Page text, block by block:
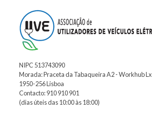
NIPC 513743090
Morada: Praceta da Tabaqueira A2 - Workhub Lx
1950-256 Lisboa
Contacto: 910 910 901
(dias úteis das 10:00 às 18:00)